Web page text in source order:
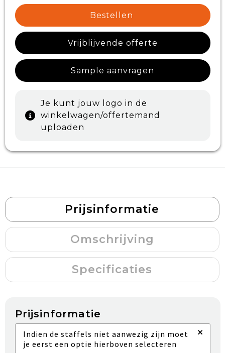
Bestellen
Vrijblijvende offerte
Sample aanvragen
Je kunt jouw logo in de
winkelwagen/offertemand
uploaden
Prijsinformatie
Omschrijving
Specificaties
Prijsinformatie
Indien de staffels niet aanwezig zijn moet
je eerst een optie hierboven selecteren
×